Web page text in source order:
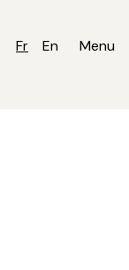
Fr En Menu